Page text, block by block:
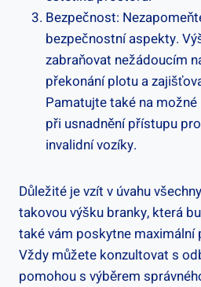
Bezpečnost:
bezpečnostní aspekty.
zabraňovat nežádoucím
‍překonání‍ plotu a‌
Pamatujte také na
při usnadnění přístupu
⁢invalidní vozíky.
Důležité je‌ vzít v úvahu
takovou výšku branky, která
také vám poskytne maximální
Vždy​ můžete konzultovat s
pomohou s výběrem